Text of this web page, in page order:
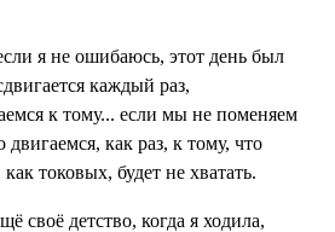
я не ошибаюсь, этот день был
каждый раз,
к тому... если мы не поменяем
как раз, к тому, что
токовых, будет не хватать.
своё детство, когда я ходила,